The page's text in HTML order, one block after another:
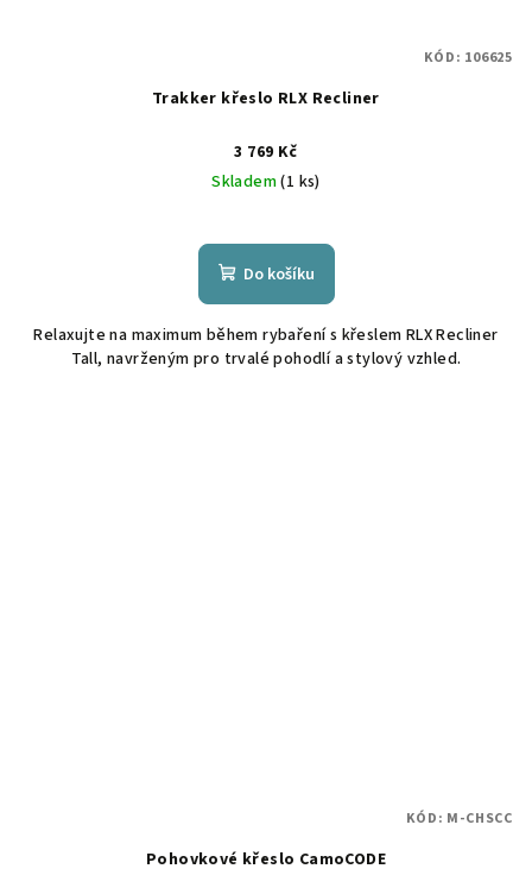
Trakker křeslo RLX Recliner
3 769 Kč
Skladem(1 ks)
Do košíku
Relaxujte na maximum během rybaření s křeslem RLX Recliner
Tall, navrženým pro trvalé pohodlí a stylový vzhled.
KÓD: 106625
Pohovkové křeslo CamoCODE
KÓD: M-CHSCC